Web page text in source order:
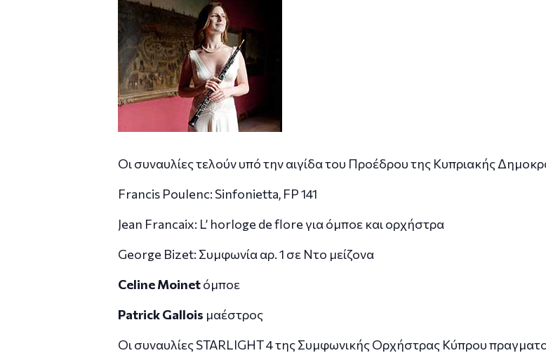
Οι συναυλίες τελούν υπό την αιγίδα του Προέδρου της Κυπριακής
Francis Poulenc: Sinfonietta, FP 141
Jean Francaix: L’ horloge de flore για όμποε και ορχήστρα
George Bizet: Συμφωνία αρ. 1 σε Ντο μείζονα
Celine Moinetόμποε
Patrick Gallois μαέστρος
Οι συναυλίες STARLIGHT 4 της Συμφωνικής Ορχήστρας Κύπρου